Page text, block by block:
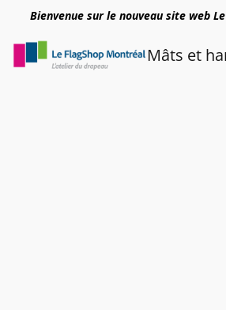
Bienvenue sur le nouveau site web
Mâts et